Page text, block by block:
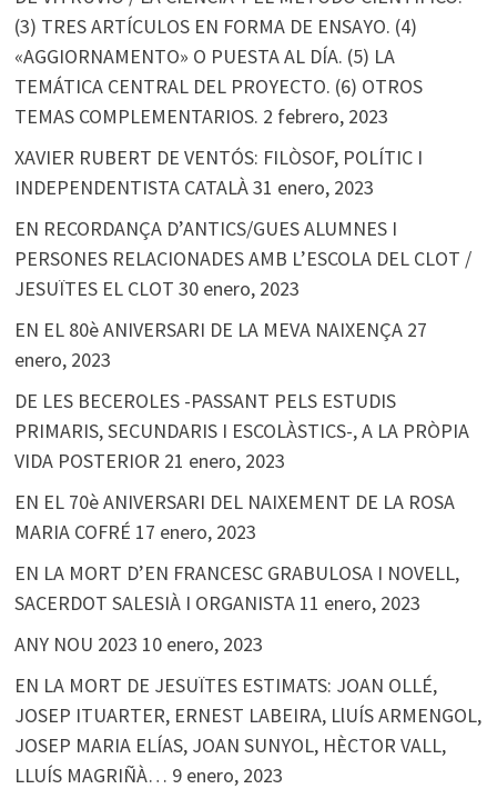
(3) TRES ARTÍCULOS EN FORMA DE ENSAYO. (4)
«AGGIORNAMENTO» O PUESTA AL DÍA. (5) LA
TEMÁTICA CENTRAL DEL PROYECTO. (6) OTROS
TEMAS COMPLEMENTARIOS. 2 febrero, 2023
XAVIER RUBERT DE VENTÓS: FILÒSOF, POLÍTIC I
INDEPENDENTISTA CATALÀ31 enero, 2023
EN RECORDANÇA D’ANTICS/GUES ALUMNES I
PERSONES RELACIONADES AMB L’ESCOLA DEL CLOT /
JESUÏTES EL CLOT 30 enero, 2023
EN EL 80è ANIVERSARI DE LA MEVA NAIXENÇA 27
enero, 2023
DE LES BECEROLES -PASSANT PELS ESTUDIS
PRIMARIS, SECUNDARIS I ESCOLÀSTICS-, A LA PRÒPIA
VIDA POSTERIOR 21 enero, 2023
EN EL 70è ANIVERSARI DEL NAIXEMENT DE LA ROSA
MARIA COFRÉ 17 enero, 2023
EN LA MORT D’EN FRANCESC GRABULOSA I NOVELL,
SACERDOT SALESIÀ I ORGANISTA 11 enero, 2023
ANY NOU 2023 10 enero, 2023
EN LA MORT DE JESUÏTES ESTIMATS: JOAN OLLÉ,
JOSEP ITUARTER, ERNEST LABEIRA, LlUÍS ARMENGOL,
JOSEP MARIA ELÍAS, JOAN SUNYOL, HÈCTOR VALL,
LLUÍS MAGRIÑÀ… 9 enero, 2023